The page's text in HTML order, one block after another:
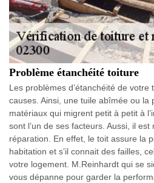
Problème étanchéité toiture
Les problèmes d’étanchéité de
causes. Ainsi, une tuile abîmée ou la
matériaux qui migrent petit à petit à
sont l’un de ses facteurs. Aussi, il
réparation. En effet, le toit assure la
habitation et s’il connait des failles,
votre logement. M.Reinhardt qui se
vous dépanne pour garder la